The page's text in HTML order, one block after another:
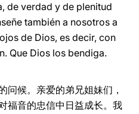
de verdad y de plenitud
también a nosotros a
de Dios, es decir, con
Que Dios los bendiga.
问候。亲爱的弟兄姐妹们，
福音的忠信中日益成长。我